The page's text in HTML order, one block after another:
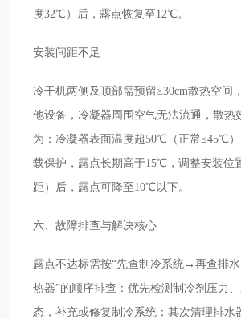
度32℃）后，露点恢复至12℃。
安装间距不足
冷干机两侧及顶部需预留≥30cm散热空间
他设备，冷凝器周围空气无法流通，散热
为：冷凝器表面温度超50℃（正常≤45℃
载保护，露点长期高于15℃，调整安装位
距）后，露点可降至10℃以下。
六、故障排查与解决核心
露点不达标需按“先查制冷系统→再查排
热器”的顺序排查：优先检测制冷剂压力
态，补充或修复制冷系统；其次清理排水